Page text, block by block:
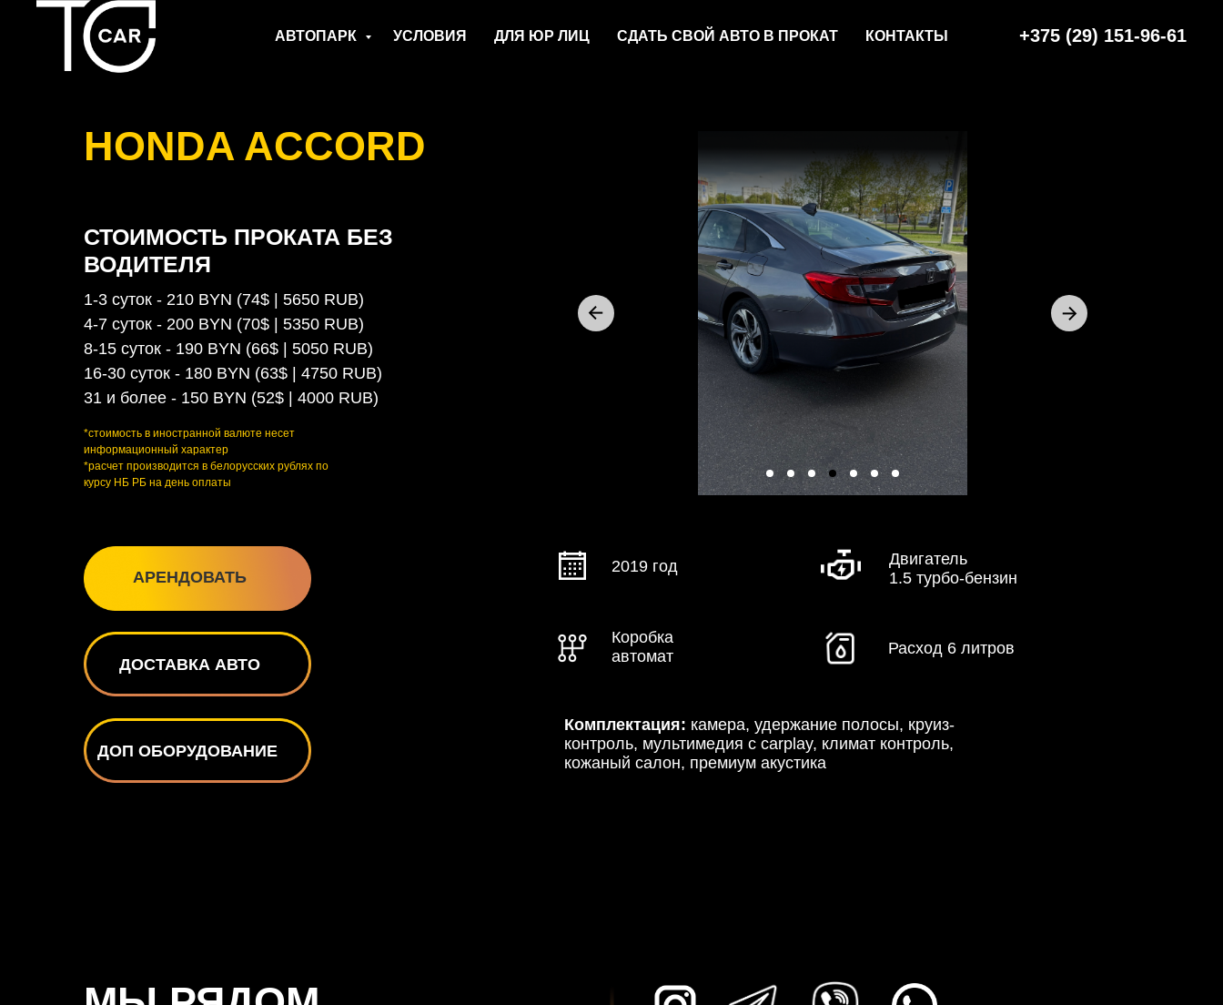
АВТОПАРК УСЛОВИЯ ДЛЯ ЮР ЛИЦ СДАТЬ СВОЙ АВТО В ПРОКАТ КОНТАКТЫ +375 (29) 151-96-61
HONDA ACCORD
СТОИМОСТЬ ПРОКАТА БЕЗ
ВОДИТЕЛЯ
1-3 суток - 210 BYN (74$ | 5650 RUB)
4-7 суток - 200 BYN (70$ | 5350 RUB)
8-15 суток - 190 BYN (66$ | 5050 RUB)
16-30 суток - 180 BYN (63$ | 4750 RUB)
31 и более - 150 BYN (52$ | 4000 RUB)
*стоимость в иностранной валюте несет
информационный характер
*расчет производится в белорусских рублях по
курсу НБ РБ на день оплаты
АРЕНДОВАТЬ
ДОСТАВКА АВТО
ДОП ОБОРУДОВАНИЕ
2019 год
Коробка
автомат
Комплектация: камера, удержание полосы, круиз-
контроль, мультимедия с carplay, климат контроль,
кожаный салон, премиум акустика
Расход 6 литров
Двигатель
1.5 турбо-бензин